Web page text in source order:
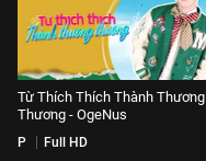
Từ Thích Thích Thành Thương
Thương - OgeNus
P Full HD